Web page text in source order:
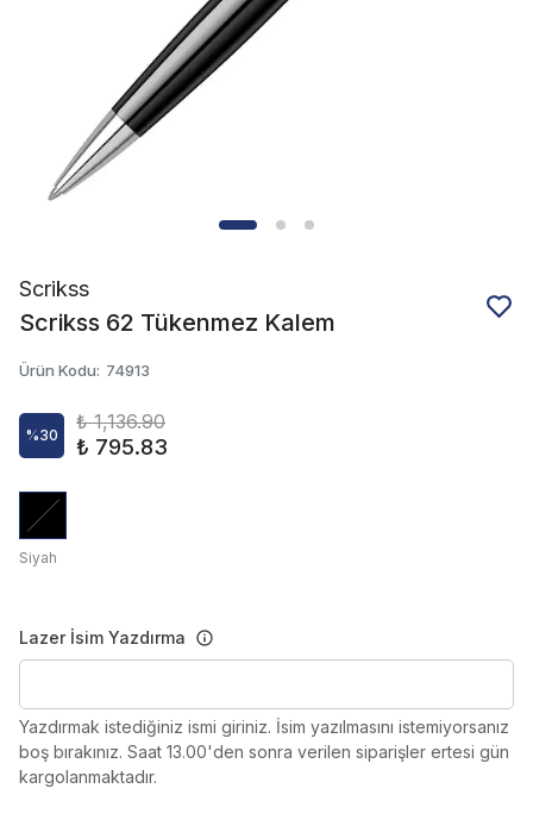
Scrikss
Scrikss 62 Tükenmez Kalem
Ürün Kodu: 74913
%30
₺ 1,136.90
₺ 795.83
Siyah
Lazer İsim Yazdırma
Yazdırmak istediğiniz ismi giriniz. İsim yazılmasını istemiyorsanız
boş bırakınız. Saat 13.00'den sonra verilen siparişler ertesi gün
kargolanmaktadır.